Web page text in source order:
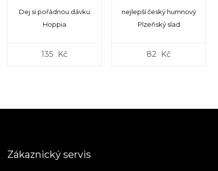
Dej si pořádnou dávku
Hoppia
135 Kč
nejlepší český humnový
Plzeňský slad
82 Kč
Zákaznický servis